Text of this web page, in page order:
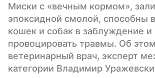
Миски с «вечным кормом»,
эпоксидной смолой, способны
кошек и собак в заблуждение и
провоцировать травмы. Об
ветеринарный врач, эксперт
категории Владимир